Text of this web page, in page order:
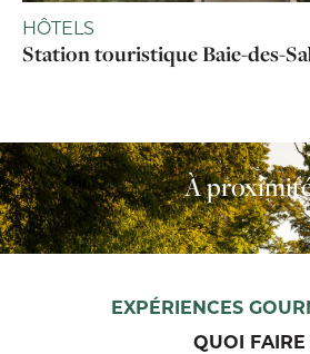
HÔTELS
Station touristique Baie-des-
À
EXPÉRIENCES
QUOI FAIRE